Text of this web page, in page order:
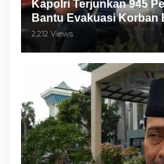
Kapolri Terjunkan 945
Bantu Evakuasi Korban
Semeru
2,212 Views